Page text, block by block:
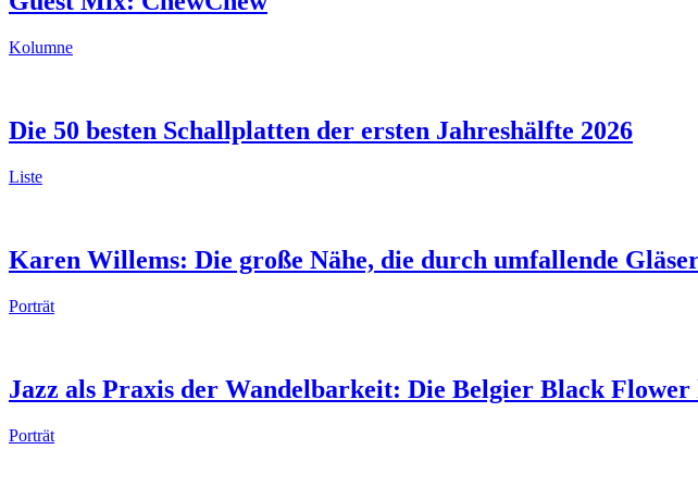
Kolumne
Die 50 besten Schallplatten der ersten Jahreshälfte 2026
Liste
Karen Willems: Die große Nähe, die durch umfallende
Porträt
Jazz als Praxis der Wandelbarkeit: Die Belgier Black
Porträt